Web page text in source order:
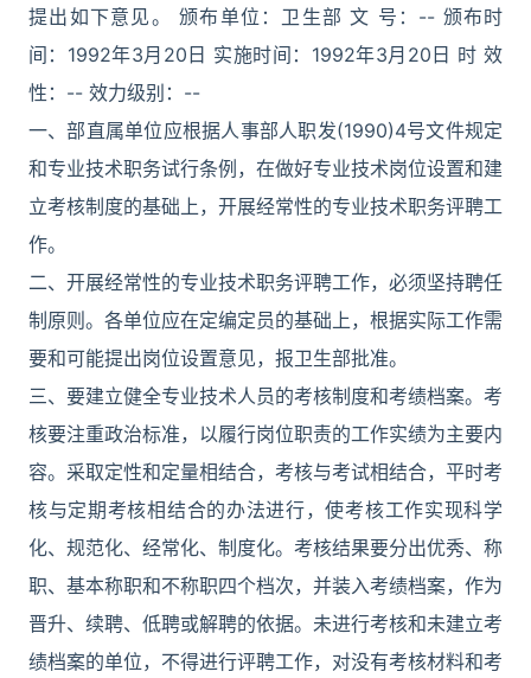
提出如下意见。 颁布单位：卫生部 文 号：-- 颁布时
间：1992年3月20日 实施时间：1992年3月20日 时 效
性：-- 效力级别：--
一、部直属单位应根据人事部人职发(1990)4号文件规定
和专业技术职务试行条例，在做好专业技术岗位设置和建
立考核制度的基础上，开展经常性的专业技术职务评聘工
作。
二、开展经常性的专业技术职务评聘工作，必须坚持聘任
制原则。各单位应在定编定员的基础上，根据实际工作需
要和可能提出岗位设置意见，报卫生部批准。
三、要建立健全专业技术人员的考核制度和考绩档案。考
核要注重政治标准，以履行岗位职责的工作实绩为主要内
容。采取定性和定量相结合，考核与考试相结合，平时考
核与定期考核相结合的办法进行，使考核工作实现科学
化、规范化、经常化、制度化。考核结果要分出优秀、称
职、基本称职和不称职四个档次，并装入考绩档案，作为
晋升、续聘、低聘或解聘的依据。未进行考核和未建立考
绩档案的单位，不得进行评聘工作，对没有考核材料和考